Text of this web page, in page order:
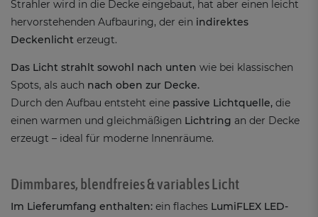
Strahler wird in die Decke eingebaut, hat aber einen leicht
hervorstehenden Aufbauring, der ein indirektes
Deckenlicht erzeugt.
Das Licht strahlt sowohl nach unten wie bei klassischen
Spots, als auch nach oben zur Decke.
Durch den Aufbau entsteht eine passive Lichtquelle, die
einen warmen und gleichmäßigen Lichtring an der Decke
erzeugt – ideal für moderne Innenräume.
Dimmbares, blendfreies & variables Licht
Im Lieferumfang enthalten: ein flaches LumiFLEX LED-